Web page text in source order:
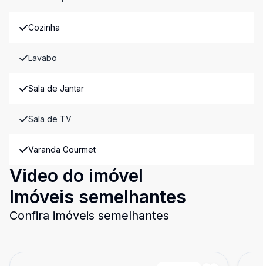
Cozinha
Lavabo
Sala de Jantar
Sala de TV
Varanda Gourmet
Video do imóvel
Imóveis semelhantes
Confira imóveis semelhantes